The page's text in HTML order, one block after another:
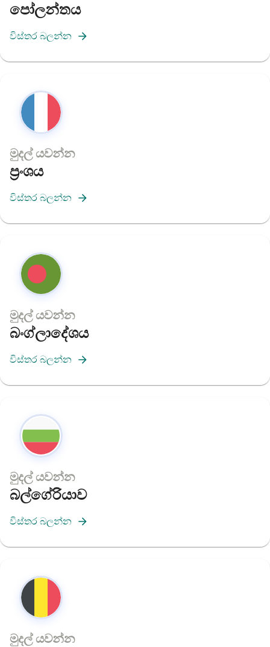
පෝලන්තය
විස්තර බලන්න
මුදල් යවන්න
ප්‍රංශය
විස්තර බලන්න
මුදල් යවන්න
බංග්ලාදේශය
විස්තර බලන්න
මුදල් යවන්න
බල්ගේරියාව
විස්තර බලන්න
මුදල් යවන්න